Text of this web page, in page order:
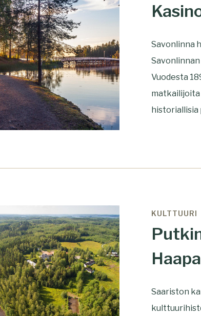
Savonlinna
Vuodesta
matkailijoita
historiallisia
KULTTUURI
Saariston